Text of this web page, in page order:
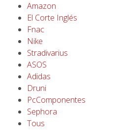
Amazon
El Corte Inglés
Fnac
Nike
Stradivarius
ASOS
Adidas
Druni
PcComponentes
Sephora
Tous